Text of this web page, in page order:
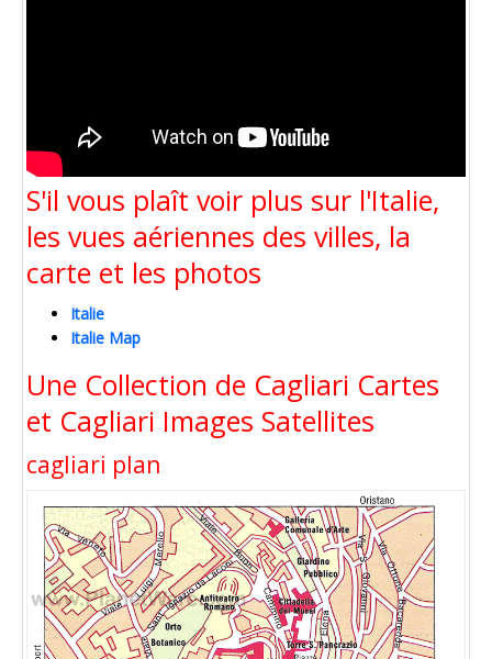
S'il vous plaît voir plus sur l'Italie,
les vues aériennes des villes, la
carte et les photos
Italie
Italie Map
Une Collection de Cagliari Cartes
et Cagliari Images Satellites
cagliari plan